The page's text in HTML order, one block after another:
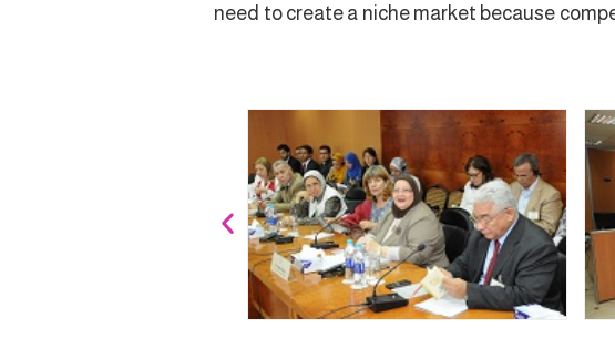
need to create a niche market because